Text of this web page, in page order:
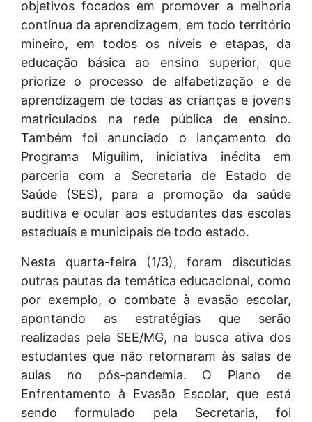
objetivos focados em promover a melhoria
contínua da aprendizagem, em todo território
mineiro, em todos os níveis e etapas, da
educação básica ao ensino superior, que
priorize o processo de alfabetização e de
aprendizagem de todas as crianças e jovens
matriculados na rede pública de ensino.
Também foi anunciado o lançamento do
Programa Miguilim, iniciativa inédita em
parceria com a Secretaria de Estado de
Saúde (SES), para a promoção da saúde
auditiva e ocular aos estudantes das escolas
estaduais e municipais de todo estado.
Nesta quarta-feira (1/3), foram discutidas
outras pautas da temática educacional, como
por exemplo, o combate à evasão escolar,
apontando as estratégias que serão
realizadas pela SEE/MG, na busca ativa dos
estudantes que não retornaram às salas de
aulas no pós-pandemia. O Plano de
Enfrentamento à Evasão Escolar, que está
sendo formulado pela Secretaria, foi